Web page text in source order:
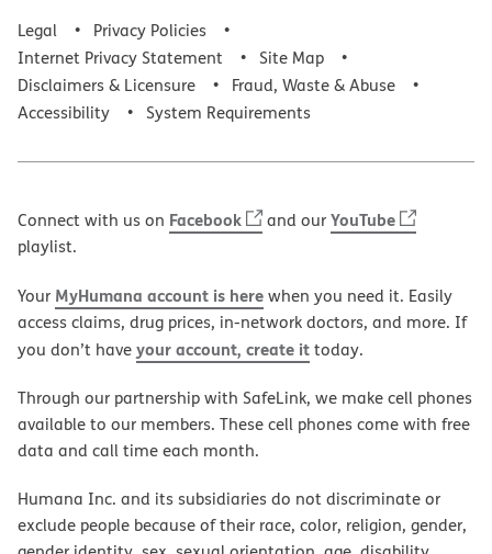
Legal
Privacy Policies
Internet Privacy Statement
Site Map
Disclaimers & Licensure
Fraud, Waste & Abuse
Accessibility
System Requirements
Connect with us on Facebook and ourYouTube
playlist.
Your MyHumana account is herewhen you need it. Easily
access claims, drug prices, in-network doctors, and more. If
you don’t haveyour account, create ittoday.
Through our partnership with SafeLink, we make cell phones
available to our members. These cell phones come with free
data and call time each month.
Humana Inc. and its subsidiaries do not discriminate or
exclude people because of their race, color, religion, gender,